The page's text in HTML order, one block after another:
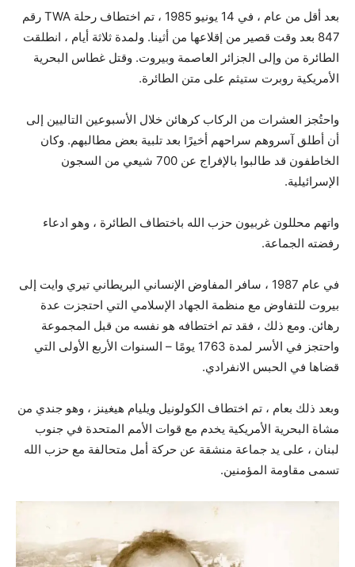
بعد أقل من عام ، في 14 يونيو 1985 ، تم اختطاف رحلة TWA رقم
847 بعد وقت قصير من إقلاعها من أثينا. ولمدة ثلاثة أيام ، انطلقت
الطائرة من وإلى الجزائر العاصمة وبيروت. وقتل غطاس البحرية
الأمريكية روبرت ستيثم على متن الطائرة.
واحتُجز العشرات من الركاب كرهائن خلال الأسبوعين التاليين إلى
أن أطلق آسروهم سراحهم أخيرًا بعد تلبية بعض مطالبهم. وكان
الخاطفون قد طالبوا بالإفراج عن 700 شيعي من السجون
الإسرائيلية.
واتهم محللون غربيون حزب الله باختطاف الطائرة ، وهو ادعاء
رفضته الجماعة.
في عام 1987 ، سافر المفاوض الإنساني البريطاني تيري وايت إلى
بيروت للتفاوض مع منظمة الجهاد الإسلامي التي احتجزت عدة
رهائن. ومع ذلك ، فقد تم اختطافه هو نفسه من قبل المجموعة
واحتجز في الأسر لمدة 1763 يومًا – السنوات الأربع الأولى التي
قضاها في الحبس الانفرادي.
وبعد ذلك بعام ، تم اختطاف الكولونيل ويليام هيغينز ، وهو جندي من
مشاة البحرية الأمريكية يخدم مع قوات الأمم المتحدة في جنوب
لبنان ، على يد جماعة منشقة عن حركة أمل متحالفة مع حزب الله
تسمى مقاومة المؤمنين.